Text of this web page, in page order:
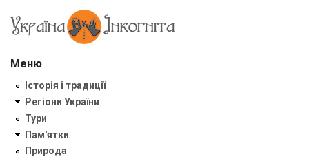
Меню
Історія і традиції
Регіони України
Тури
Пам'ятки
Природа